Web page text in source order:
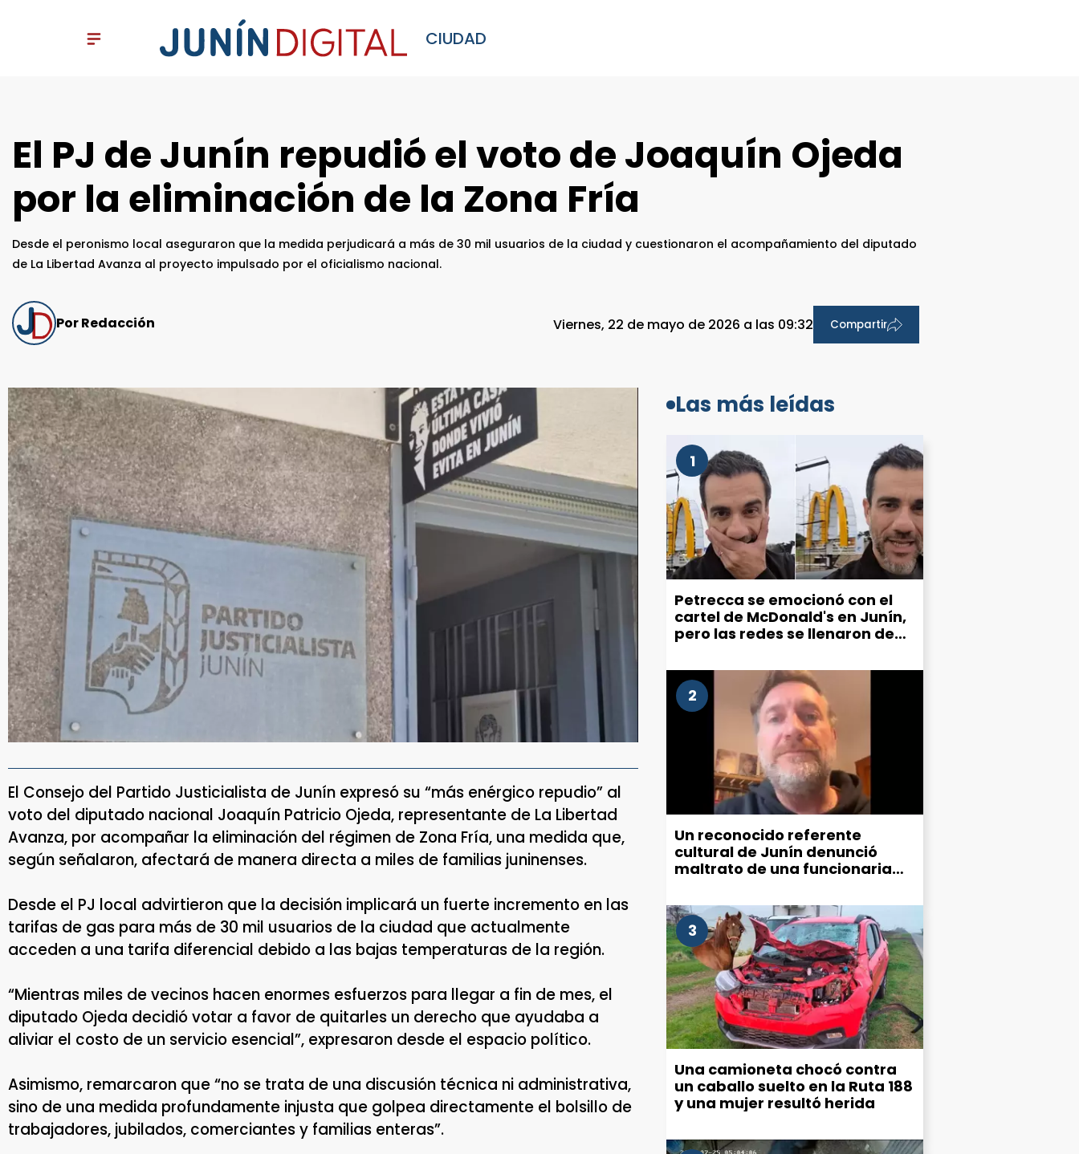
CIUDAD
El PJ de Junín repudió el voto de Joaquín Ojeda
por la eliminación de la Zona Fría
Desde el peronismo local aseguraron que la medida perjudicará a más de 30 mil usuarios de la ciudad y cuestionaron el acompañamiento del diputado
de La Libertad Avanza al proyecto impulsado por el oficialismo nacional.
Por Redacción Viernes, 22 de mayo de 2026 a las 09:32 Compartir
El Consejo del Partido Justicialista de Junín expresó su “más enérgico repudio” al
voto del diputado nacional Joaquín Patricio Ojeda, representante de La Libertad
Avanza, por acompañar la eliminación del régimen de Zona Fría, una medida que,
según señalaron, afectará de manera directa a miles de familias juninenses.
Desde el PJ local advirtieron que la decisión implicará un fuerte incremento en las
tarifas de gas para más de 30 mil usuarios de la ciudad que actualmente
acceden a una tarifa diferencial debido a las bajas temperaturas de la región.
“Mientras miles de vecinos hacen enormes esfuerzos para llegar a fin de mes, el
diputado Ojeda decidió votar a favor de quitarles un derecho que ayudaba a
aliviar el costo de un servicio esencial”, expresaron desde el espacio político.
Asimismo, remarcaron que “no se trata de una discusión técnica ni administrativa,
sino de una medida profundamente injusta que golpea directamente el bolsillo de
trabajadores, jubilados, comerciantes y familias enteras”.
Las más leídas
1
Petrecca se emocionó con el
cartel de McDonald's en Junín,
pero las redes se llenaron de
ciudad
2
Un reconocido referente
cultural de Junín denunció
maltrato de una funcionaria
3
Una camioneta chocó contra
un caballo suelto en la Ruta 188
y una mujer resultó herida